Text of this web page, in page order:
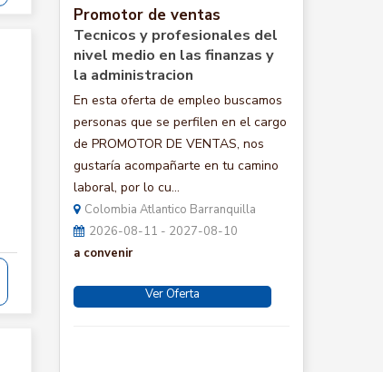
Promotor de ventas
Tecnicos y profesionales del
nivel medio en las finanzas y
la administracion
En esta oferta de empleo buscamos
personas que se perfilen en el cargo
de PROMOTOR DE VENTAS, nos
gustaría acompañarte en tu camino
laboral, por lo cu...
Colombia Atlantico Barranquilla
2026-08-11 - 2027-08-10
a convenir
Ver Oferta